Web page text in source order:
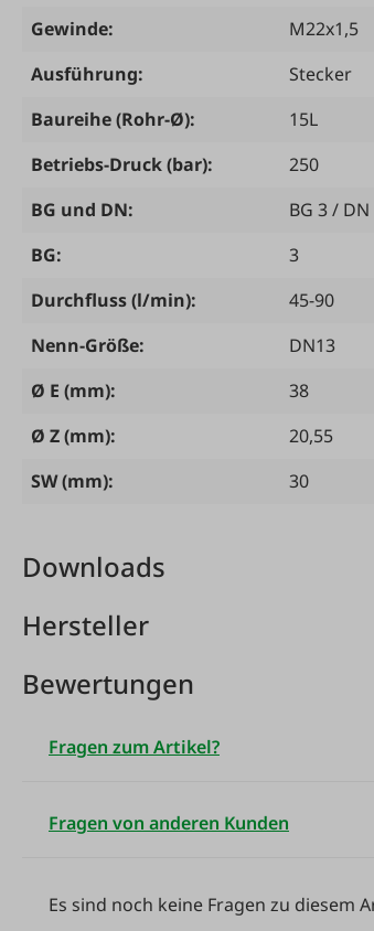
Gewinde:
M22x1,5
Ausführung:
Stecker
Baureihe (Rohr-Ø):
15L
Betriebs-Druck (bar):
250
BG und DN:
BG 3 / DN
BG:
3
Durchfluss (l/min):
45-90
Nenn-Größe:
DN13
Ø E (mm):
38
Ø Z (mm):
20,55
SW (mm):
30
Downloads
Hersteller
Bewertungen
Fragen zum Artikel?
Fragen von anderen Kunden
Es sind noch keine Fragen zu diesem